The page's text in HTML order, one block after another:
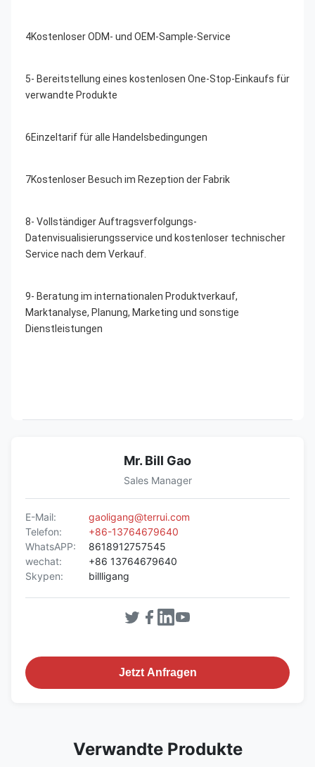
4Kostenloser ODM- und OEM-Sample-Service
5- Bereitstellung eines kostenlosen One-Stop-Einkaufs für
verwandte Produkte
6Einzeltarif für alle Handelsbedingungen
7Kostenloser Besuch im Rezeption der Fabrik
8- Vollständiger Auftragsverfolgungs-
Datenvisualisierungsservice und kostenloser technischer
Service nach dem Verkauf.
9- Beratung im internationalen Produktverkauf,
Marktanalyse, Planung, Marketing und sonstige
Dienstleistungen
Mr. Bill Gao
Sales Manager
E-Mail:
gaoligang@terrui.com
Telefon:
+86-13764679640
WhatsAPP:
8618912757545
wechat:
+86 13764679640
Skypen:
billligang
Jetzt Anfragen
Verwandte Produkte